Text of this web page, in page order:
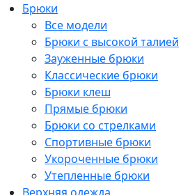
Брюки
Все модели
Брюки с высокой талией
Зауженные брюки
Классические брюки
Брюки клеш
Прямые брюки
Брюки со стрелками
Спортивные брюки
Укороченные брюки
Утепленные брюки